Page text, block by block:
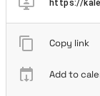
Copy link
Add to